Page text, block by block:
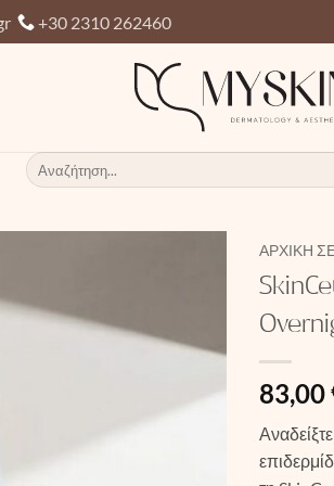
+30 2310 262460
Αναζήτηση
για:
ΑΡΧΙΚΉ
83,00